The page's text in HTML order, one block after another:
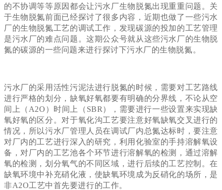
的不协调等等原因都会让污水厂生物脱氮出现重重问题。关
于生物脱氮前面已经探讨了很多内容，近期也做了一些污水
厂的生物脱氮工艺的调试工作，发现碳源的投加的工艺管理
是污水厂的难点问题。这期公众号就从这些污水厂的生物脱
氮的碳源的一些问题来进行探讨下污水厂的生物脱氮。
污水厂的采用活性污泥法进行脱氮的时候，需要对工艺路线
进行严格的划分，缺氧好氧都要有明确的分界线，不论从空
间上（A2O）时间上（SBR），需要进行一些设置来实现缺
氧好氧的区分。对于氧化沟工艺要注意好氧缺氧交叉进行的
情况，所以污水厂管理人员在调试厂内总氮达标时，要注意
对厂内的工艺进行深入的研究，利用化验室的手持溶解氧设
备，对厂内的工艺池各个环节进行溶解氧的检测，通过溶解
氧的检测，划分氧气的不同区域，进行后续的工艺控制。在
缺氧环境中补充硝化液，使缺氧环境成为反硝化的场所，是
非A2O工艺中首先要进行的工作。